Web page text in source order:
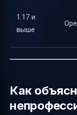
1.17 и
выше
Как